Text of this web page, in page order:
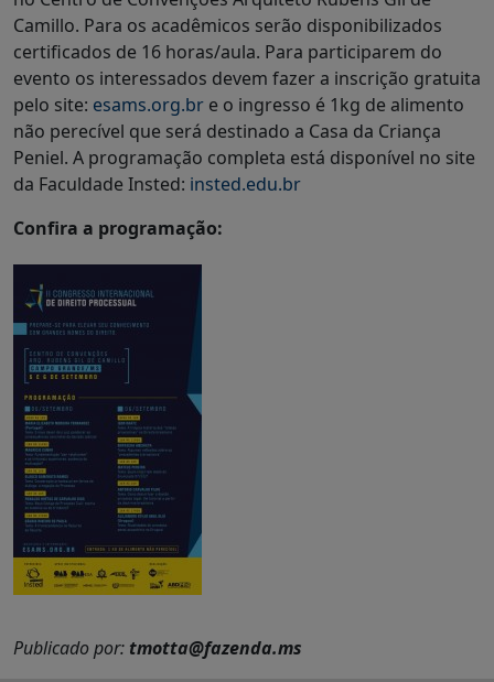
Camillo. Para os acadêmicos serão disponibilizados
certificados de 16 horas/aula. Para participarem do
evento os interessados devem fazer a inscrição gratuita
pelo site: esams.org.br e o ingresso é 1kg de alimento
não perecível que será destinado a Casa da Criança
Peniel. A programação completa está disponível no site
da Faculdade Insted: insted.edu.br
Confira a programação:
Publicado por: tmotta@fazenda.ms